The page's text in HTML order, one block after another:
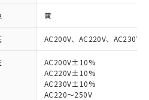
黄
AC200V、AC220V、AC230V
AC200V±10%
AC220V±10%
AC230V±10%
AC220～250V